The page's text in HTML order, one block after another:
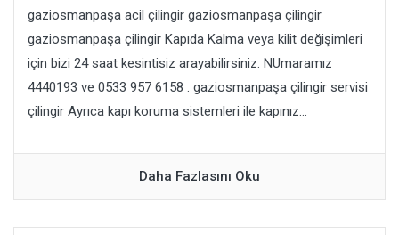
gaziosmanpaşa acil çilingir gaziosmanpaşa çilingir
gaziosmanpaşa çilingir Kapıda Kalma veya kilit değişimleri
için bizi 24 saat kesintisiz arayabilirsiniz. NUmaramız
4440193 ve 0533 957 6158 . gaziosmanpaşa çilingir servisi
çilingir Ayrıca kapı koruma sistemleri ile kapınız...
Daha Fazlasını Oku